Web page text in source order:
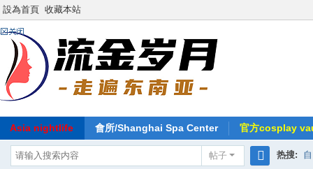
設為首頁 收藏本站
Asia nightlife 會所/Shanghai Spa Center 官方cosplay
帖子 热搜: